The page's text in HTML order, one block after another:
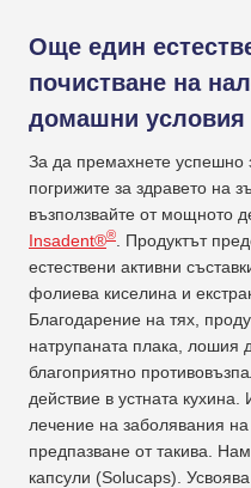
Още един
почистване на
домашни условия
За да премахнете успешно
погрижите за здравето на
възползвайте от мощното
Insadent®®
. Продуктът
естествени активни
фолиева киселина и
Благодарение на тях,
натрупаната плака, лошия
благоприятно
действие в устната
лечение на заболявания
предпазване от такива.
капсули (Solucaps).